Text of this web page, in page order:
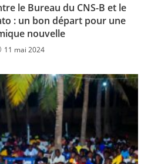
le Bureau du CNS-B et le
: un bon départ pour une
nouvelle
11 mai 2024